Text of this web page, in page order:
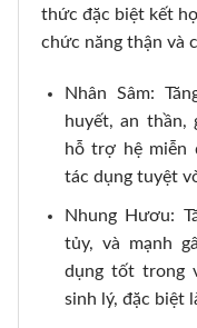
thức đặc biệt kết
chức năng thận và
Nhân Sâm:
huyết, an thần,
hỗ trợ hệ miễn
tác dụng tuyệt
Nhung Hươu:
tủy, và mạnh
dụng tốt trong
sinh lý, đặc biệt